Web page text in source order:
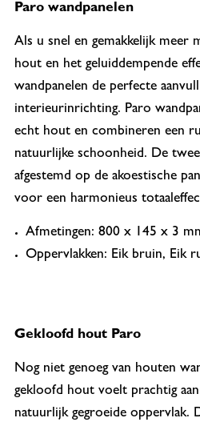
Paro wandpanelen
Als u snel en gemakkelijk meer
hout en het geluiddempende
wandpanelen de perfecte
interieurinrichting. Paro
echt hout en combineren een
natuurlijke schoonheid. De
afgestemd op de akoestische
voor een harmonieus
Afmetingen: 800 x 145 x 3
Oppervlakken: Eik bruin, Eik
Gekloofd hout Paro
Nog niet genoeg van houten
gekloofd hout voelt prachtig
natuurlijk gegroeide oppervlak.